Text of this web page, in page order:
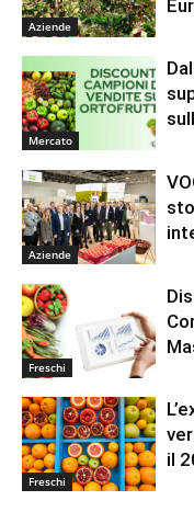
Aziende
Mercato
Aziende
Freschi
Freschi
il